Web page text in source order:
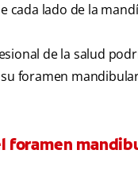
cada lado de la
de la salud
foramen
foramen